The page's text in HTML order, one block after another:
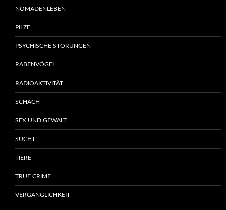
NOMADENLEBEN
PILZE
PSYCHISCHE STÖRUNGEN
RABENVÖGEL
RADIOAKTIVITÄT
SCHACH
SEX UND GEWALT
SUCHT
TIERE
TRUE CRIME
VERGÄNGLICHKEIT